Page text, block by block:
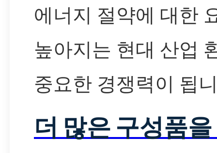
에너지 절약에 대한
높아지는 현대 산업
중요한 경쟁력이 됩
더 많은 구성품